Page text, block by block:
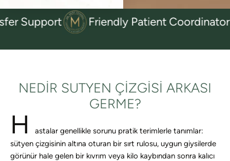
Friendly Patient Coordinators
NEDIR SUTYEN ÇIZGISI ARKASI
GERME?
H
astalar genellikle sorunu pratik terimlerle tanımlar:
sütyen çizgisinin altına oturan bir sırt rulosu, uygun giysilerde
görünür hale gelen bir kıvrım veya kilo kaybından sonra kalıcı